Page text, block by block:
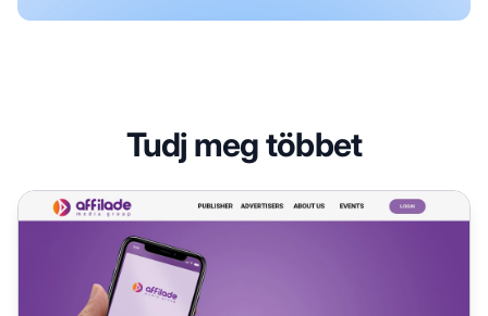
Tudj meg többet
Affilade Media Partnerprogram